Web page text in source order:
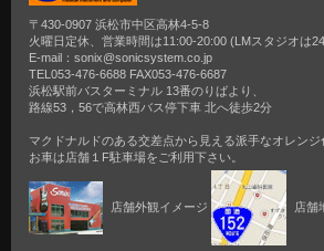
〒430-0907 浜松市中区高林4-5-8
火曜日定休、営業時間は11:00-20:00 (LMスタジオは
E-mail：sonix@sonicsystem.co.jp
TEL053-476-6688 FAX053-476-6687
浜松駅前バスターミナル 13番のりばより、
路線53，56で高林西バス停下車 北へ徒歩2分
マクドナルドのある交差点から見える派手なオレンジ
お車は店舗１F駐車場をご利用下さい。
店舗外観イメージ 店舗